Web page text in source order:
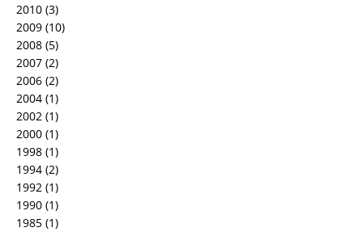
2010 (3)
2009 (10)
2008 (5)
2007 (2)
2006 (2)
2004 (1)
2002 (1)
2000 (1)
1998 (1)
1994 (2)
1992 (1)
1990 (1)
1985 (1)